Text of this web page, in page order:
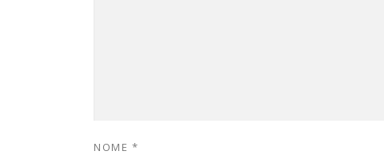
NOME *